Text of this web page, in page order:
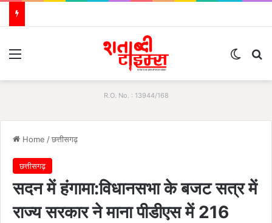
R.O. No. : 13944/168
Home /छत्तीसगढ़
छत्तीसगढ़
सदन में हंगामा:विधानसभा के बजट सत्र में
राज्य सरकार ने माना पीडीएस में 216